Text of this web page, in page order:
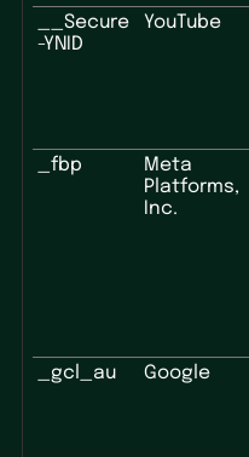
__Secure
-YNID
YouTube
_fbp
Meta
Platforms,
Inc.
_gcl_au Google